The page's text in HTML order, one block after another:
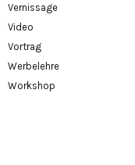
Vernissage
Video
Vortrag
Werbelehre
Workshop